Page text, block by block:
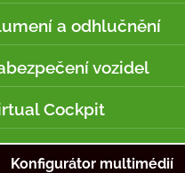
a odhlučnění
vozidel
Cockpit
Konfigurátor multimédií